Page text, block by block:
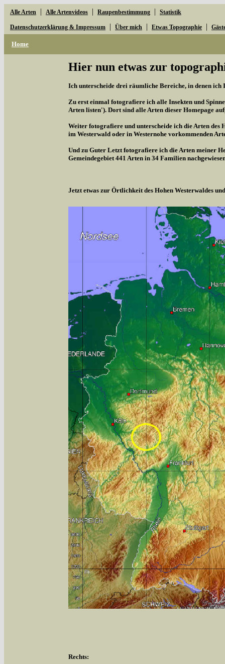
Alle Arten | Alle Artenvideos | Raupenbestimmung | Statistik
Datenschutzerklärung & Impressum | Über mich | Etwas Topographie |
Home
Hier nun etwas zur
Ich unterscheide drei räumliche Bereiche, in denen ich
Zu erst einmal fotografiere ich alle Insekten und
Arten listen'). Dort sind alle Arten dieser Homepage
Weiter fotografiere und unterscheide ich die Arten des
im Westerwald oder in Westernohe vorkommenden
Und zu Guter Letzt fotografiere ich die Arten meiner
Gemeindegebiet 441 Arten in 34 Familien
Jetzt etwas zur Örtlichkeit des Hohen Westerwaldes
Rechts: